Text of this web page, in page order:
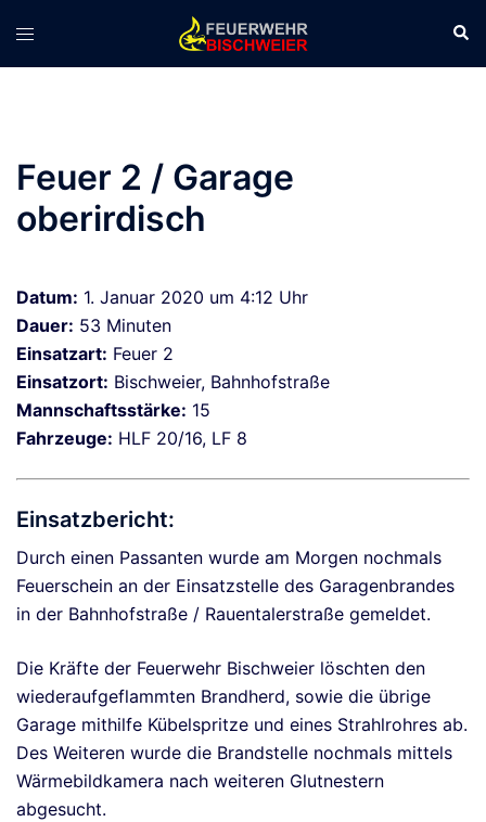
Inhalt
springen
Menü
Feuer 2 / Garage
oberirdisch
Datum: 1. Januar 2020 um 4:12 Uhr
Dauer: 53 Minuten
Einsatzart: Feuer 2
Einsatzort: Bischweier, Bahnhofstraße
Mannschaftsstärke: 15
Fahrzeuge: HLF 20/16, LF 8
Einsatzbericht:
Durch einen Passanten wurde am Morgen nochmals
Feuerschein an der Einsatzstelle des Garagenbrandes
in der Bahnhofstraße / Rauentalerstraße gemeldet.
Die Kräfte der Feuerwehr Bischweier löschten den
wiederaufgeflammten Brandherd, sowie die übrige
Garage mithilfe Kübelspritze und eines Strahlrohres ab.
Des Weiteren wurde die Brandstelle nochmals mittels
Wärmebildkamera nach weiteren Glutnestern
abgesucht.